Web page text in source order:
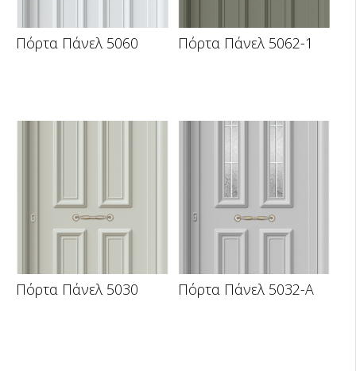
Πόρτα Πάνελ 5060 Πόρτα Πάνελ 5062-1
Πόρτα Πάνελ 5030 Πόρτα Πάνελ 5032-A